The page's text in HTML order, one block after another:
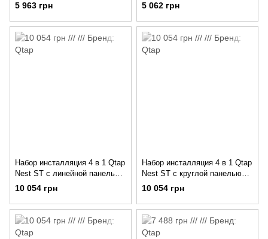
5 963 грн 5 062 грн
Набор инсталляция 4 в 1 Qtap
Nest ST с линейной панелью
смыва QT0133M425V1107GB
10 054 грн
Набор инсталляция 4 в 1 Qtap
Nest ST с круглой панелью
смыва QT0133M425V1164GW
10 054 грн